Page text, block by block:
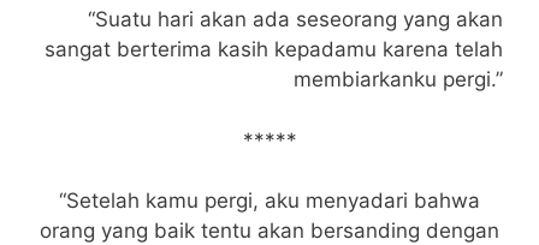
“Suatu hari akan ada seseorang yang akan
sangat berterima kasih kepadamu karena telah
membiarkanku pergi.”
*****
“Setelah kamu pergi, aku menyadari bahwa
orang yang baik tentu akan bersanding dengan